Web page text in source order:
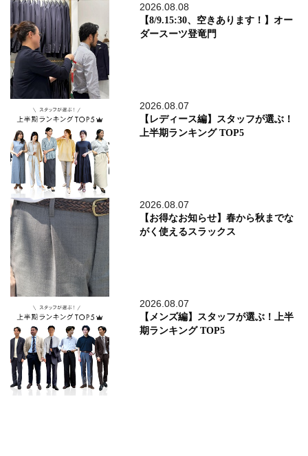
2026.08.08
【8/9.15:30、空きあります！】オー
ダースーツ登竜門
2026.08.07
【レディース編】スタッフが選ぶ！
上半期ランキング TOP5
2026.08.07
【お得なお知らせ】春から秋までな
がく使えるスラックス
2026.08.07
【メンズ編】スタッフが選ぶ！上半
期ランキング TOP5